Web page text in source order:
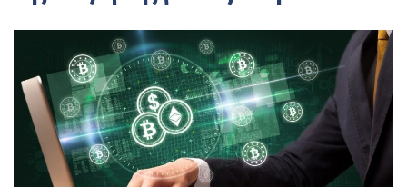
υποστήριξη, να βελτιώσουν την ταχύτητα και την
ακρίβεια της διάγνωσης και να αυξήσουν τη συμμετοχή
των ασθενών, τις γνώσεις και την ευαισθητοποίησή
τους για την Υγεία.
Με την ολοκλήρωση της πρώτης φάσης
του Προγράμματος, της Ανοιχτής
Πρόσκλησης, οι πέντε προτάσεις που